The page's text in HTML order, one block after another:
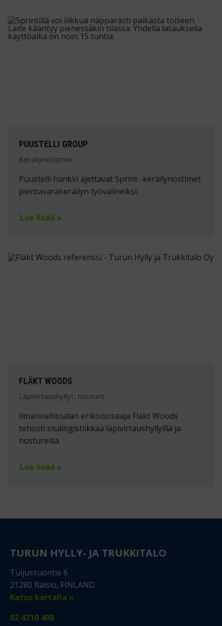
PUUSTELLI GROUP
Keräilynostimet
Puustelli hankki ajettavat Sprint -keräilynostimet
pientavarakeräilyn työvälineiksi.
Lue lisää »
FLÄKT WOODS
Läpivirtaushyllyt, nosturit
Ilmanvaihtoalan erikoisosaaja Fläkt Woods
tehosti sisälogistiikkaa läpivirtaushyllyillä ja
nostureilla.
Lue lisää »
TURUN HYLLY- JA TRUKKITALO
Tuijussuontie 6
21280 Raisio, FINLAND
Katso kartalla »
02 4310 400